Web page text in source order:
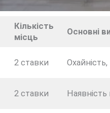
Кількість
місць
Основні
2 ставки
2 ставки